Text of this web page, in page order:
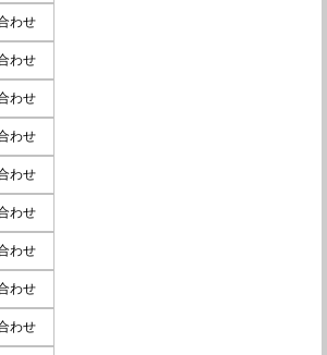
わせ
わせ
わせ
わせ
わせ
わせ
わせ
わせ
わせ